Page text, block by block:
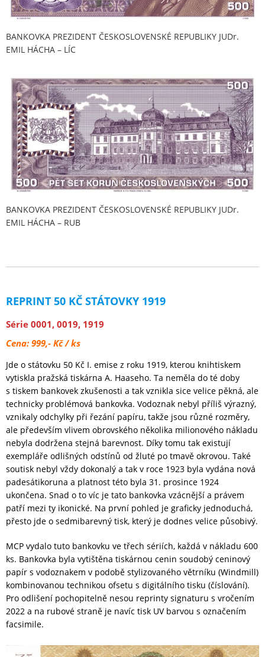
BANKOVKA PREZIDENT ČESKOSLOVENSKÉ REPUBLIKY JUDr.
EMIL HÁCHA – LÍC
BANKOVKA PREZIDENT ČESKOSLOVENSKÉ REPUBLIKY JUDr.
EMIL HÁCHA – RUB
REPRINT 50 KČ STÁTOVKY 1919
Série 0001, 0019, 1919
Cena: 999,- Kč / ks
Jde o státovku 50 Kč I. emise z roku 1919, kterou knihtiskem
vytiskla pražská tiskárna A. Haaseho. Ta neměla do té doby
s tiskem bankovek zkušenosti a tak vznikla sice velice pěkná, ale
technicky problémová bankovka. Vodoznak nebyl příliš výrazný,
vznikaly odchylky při řezání papíru, takže jsou různé rozměry,
ale především vlivem obrovského několika milionového nákladu
nebyla dodržena stejná barevnost. Díky tomu tak existují
exempláře odlišných odstínů od žluté po tmavě okrovou. Také
soutisk nebyl vždy dokonalý a tak v roce 1923 byla vydána nová
padesátikoruna a platnost této byla 31. prosince 1924
ukončena. Snad o to víc je tato bankovka vzácnější a právem
patří mezi ty ikonické. Na první pohled je graficky jednoduchá,
přesto jde o sedmibarevný tisk, který je dodnes velice působivý.
MCP vydalo tuto bankovku ve třech sériích, každá v nákladu 600
ks. Bankovka byla vytištěna tiskárnou cenin soudobý ceninový
papír s vodoznakem v podobě stylizovaného větrníku (Windmill)
kombinovanou technikou ofsetu s digitálního tisku (číslování).
Pro odlišení pochopitelně nesou reprinty signaturu s vročením
2022 a na rubové straně je navíc tisk UV barvou s označením
facsimile.